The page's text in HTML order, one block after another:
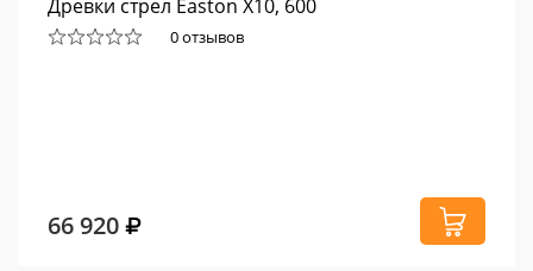
Древки стрел Easton X10, 600
0 отзывов
66 920